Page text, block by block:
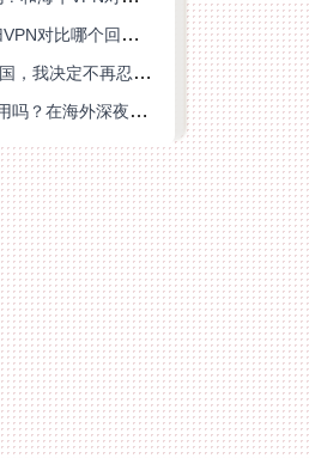
ChickCN VPN和当归VPN对比哪个回国效果更好？海外党亲测后选了它
深夜连不上Steam回国，我决定不再忍受这数字鸿沟
Quickback和巨鲸好用吗？在海外深夜想刷B站、追爱奇艺的你，或许正需要这份答案